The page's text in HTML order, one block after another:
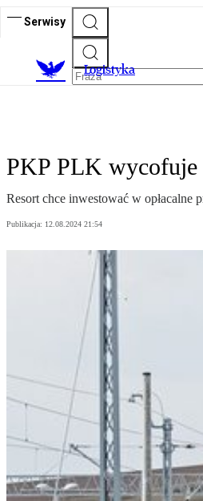
Serwisy
Logistyka
PKP PLK wycofuje
Resort chce inwestować w
Publikacja: 12.08.2024 21:54